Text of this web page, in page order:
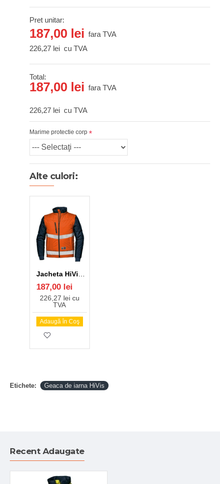
Pret unitar:
187,00 lei fara TVA
226,27 lei cu TVA
Total:
187,00 lei fara TVA
226,27 lei cu TVA
Marime protectie corp
Alte culori:
187,00 lei
226,27 lei cu
TVA
Adaugă în Coş
Etichete: Geaca de iarna HiVis
Recent Adaugate